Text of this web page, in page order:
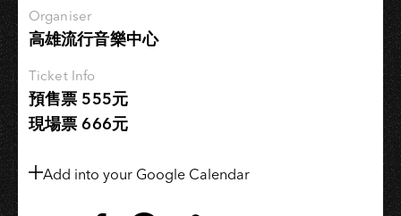
培
訓
畫
Organiser
高雄流行音樂中心
Ticket Info
預售票 555元
現場票 666元
Add into your Google Calendar